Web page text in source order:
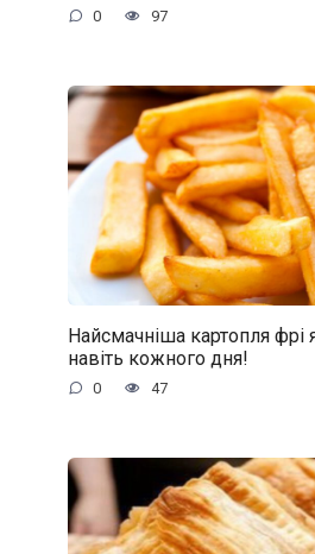
0 97
Найсмачніша картопля фрі
навіть кожного дня!
0 47